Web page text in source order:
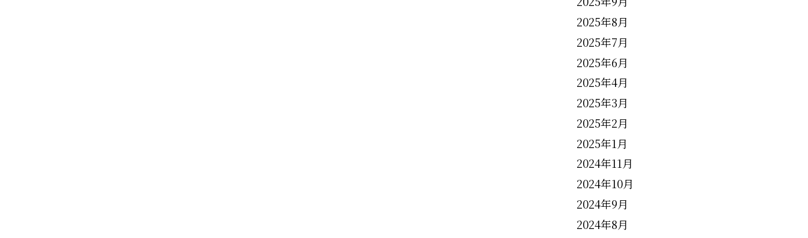
2025年8月
2025年7月
2025年6月
2025年4月
2025年3月
2025年2月
2025年1月
2024年11月
2024年10月
2024年9月
2024年8月